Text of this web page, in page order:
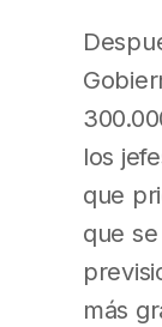
los
que
que
más